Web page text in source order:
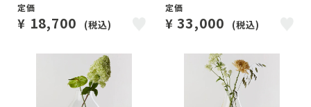
定価
¥ 18,700 (税込)
定価
¥33,000 (税込)